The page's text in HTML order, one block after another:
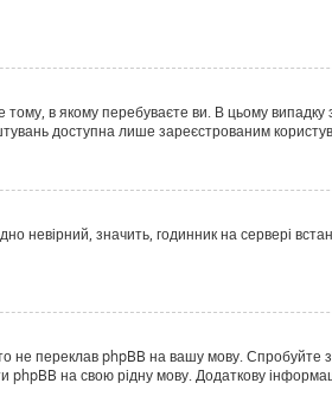
в якому перебуваєте ви. В цьому
доступна лише зареєстрованим
невірний, значить, годинник на сервері
не переклав phpBB на вашу мову. Спробуйте
phpBB на свою рідну мову. Додаткову